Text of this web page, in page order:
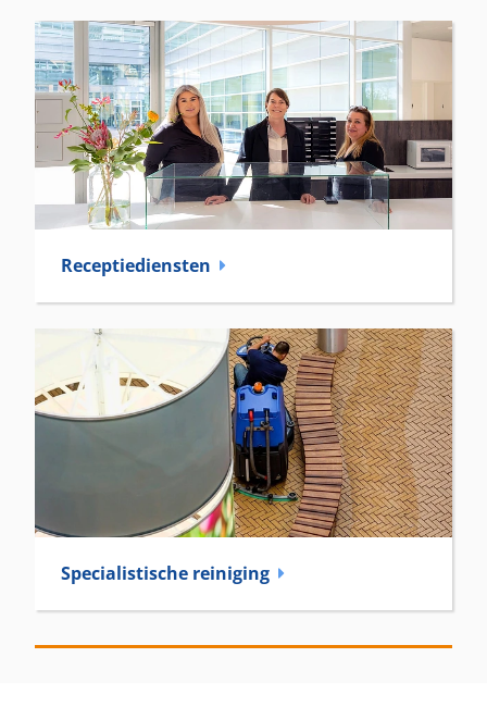
Receptie­diensten
Specialistische reiniging